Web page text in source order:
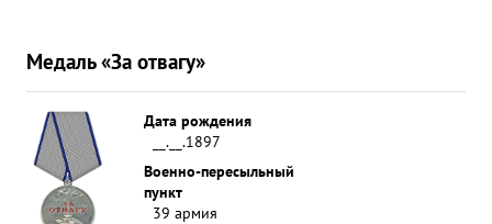
Медаль «За отвагу»
Дата рождения
__.__.1897
Военно-пересыльный
пункт
39 армия